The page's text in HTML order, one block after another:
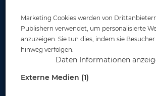
1/2 Zoll - schwarz
Marketing Cookies werden von
Publishern verwendet, um personalisierte
anzuzeigen. Sie tun dies, indem sie
hinweg verfolgen.
Daten Informationen
Externe Medien (1)